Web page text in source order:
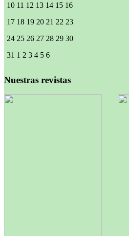
10 11 12 13 14 15 16
17 18 19 20 21 22 23
24 25 26 27 28 29 30
31 1 2 3 4 5 6
Nuestras revistas